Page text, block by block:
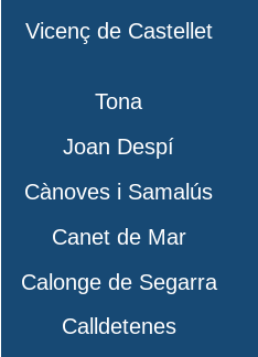
Vicenç de Castellet
Tona
Joan Despí
Cànoves i Samalús
Canet de Mar
Calonge de Segarra
Calldetenes